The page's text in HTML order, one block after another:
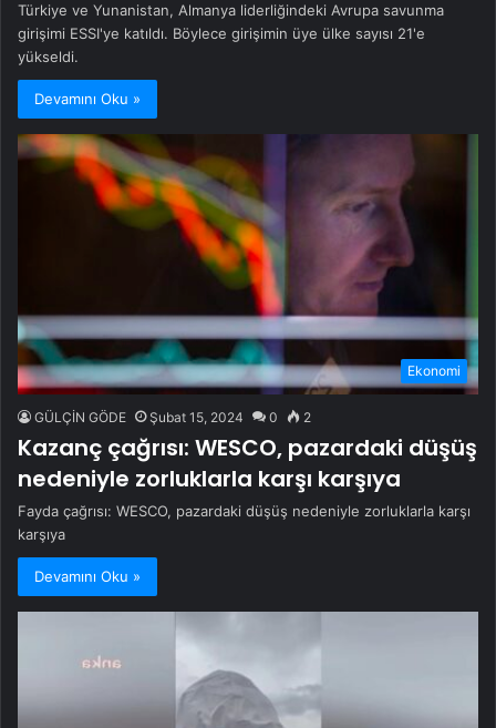
Türkiye ve Yunanistan, Almanya liderliğindeki Avrupa savunma
girişimi ESSI'ye katıldı. Böylece girişimin üye ülke sayısı 21'e
yükseldi.
Devamını Oku »
Ekonomi
GÜLÇİN GÖDE Şubat 15, 2024 0 2
Kazanç çağrısı: WESCO, pazardaki düşüş
nedeniyle zorluklarla karşı karşıya
Fayda çağrısı: WESCO, pazardaki düşüş nedeniyle zorluklarla karşı
karşıya
Devamını Oku »